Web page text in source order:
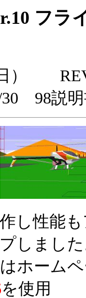
フラ
日）
30 98説
し性能
しまし
ホーム
を使用